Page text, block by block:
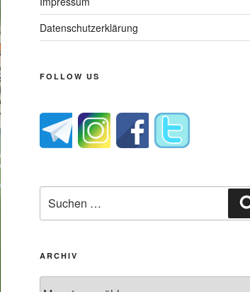
Datenschutzerklärung
FOLLOW US
nach:
ARCHIV